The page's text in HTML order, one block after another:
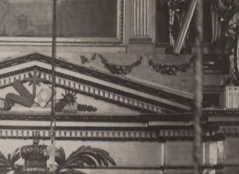
Галерея Вопрос-
мученики Архангельска Свято-Троицкий
собор